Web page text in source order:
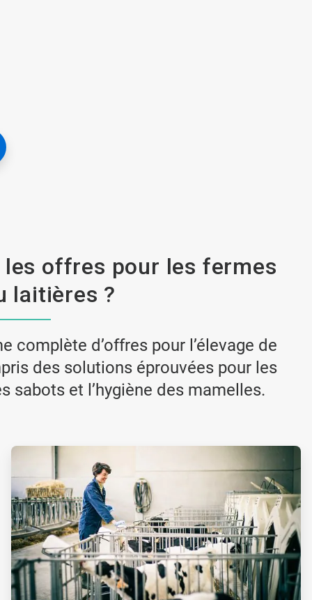
offres pour les fermes
laitières ?
complète d’offres pour l’élevage de
des solutions éprouvées pour les
sabots et l’hygiène des mamelles.
ArticleTile
de
3